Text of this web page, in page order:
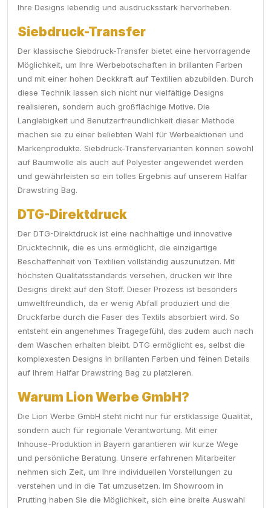
Ihre Designs lebendig und ausdrucksstark hervorheben.
Siebdruck-Transfer
Der klassische Siebdruck-Transfer bietet eine hervorragende
Möglichkeit, um Ihre Werbebotschaften in brillanten Farben
und mit einer hohen Deckkraft auf Textilien abzubilden. Durch
diese Technik lassen sich nicht nur vielfältige Designs
realisieren, sondern auch großflächige Motive. Die
Langlebigkeit und Benutzerfreundlichkeit dieser Methode
machen sie zu einer beliebten Wahl für Werbeaktionen und
Markenprodukte. Siebdruck-Transfervarianten können sowohl
auf Baumwolle als auch auf Polyester angewendet werden
und gewährleisten so ein tolles Ergebnis auf unserem Halfar
Drawstring Bag.
DTG-Direktdruck
Der DTG-Direktdruck ist eine nachhaltige und innovative
Drucktechnik, die es uns ermöglicht, die einzigartige
Beschaffenheit von Textilien vollständig auszunutzen. Mit
höchsten Qualitätsstandards versehen, drucken wir Ihre
Designs direkt auf den Stoff. Dieser Prozess ist besonders
umweltfreundlich, da er wenig Abfall produziert und die
Druckfarbe durch die Faser des Textils absorbiert wird. So
entsteht ein angenehmes Tragegefühl, das zudem auch nach
dem Waschen erhalten bleibt. DTG ermöglicht es, selbst die
komplexesten Designs in brillanten Farben und feinen Details
auf Ihrem Halfar Drawstring Bag zu platzieren.
Warum Lion Werbe GmbH?
Die Lion Werbe GmbH steht nicht nur für erstklassige Qualität,
sondern auch für regionale Verantwortung. Mit einer
Inhouse-Produktion in Bayern garantieren wir kurze Wege
und persönliche Beratung. Unsere erfahrenen Mitarbeiter
nehmen sich Zeit, um Ihre individuellen Vorstellungen zu
verstehen und in die Tat umzusetzen. Im Showroom in
Prutting haben Sie die Möglichkeit, sich eine breite Auswahl